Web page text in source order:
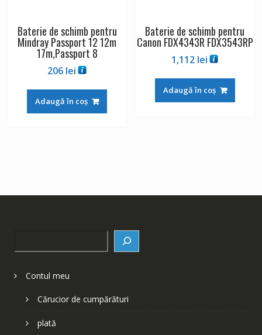
Baterie de schimb pentru
Mindray Passport 12 12m
17m,Passport 8
206 lei
Adaugă în coș
Baterie de schimb pentru
Canon FDX4343R FDX3543RP
1,112 lei
Adaugă în coș
Contul meu
Cărucior de cumpărături
plată